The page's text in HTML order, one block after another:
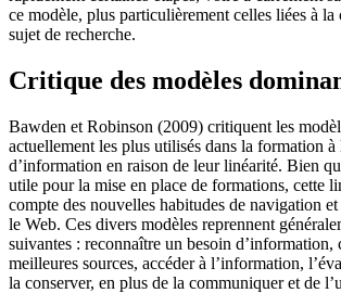
ce modèle, plus particulièrement celles liées à
sujet de recherche.
Critique des modèles
Bawden et Robinson (2009) critiquent les
actuellement les plus utilisés dans la formation à
d’information en raison de leur linéarité. Bien
utile pour la mise en place de formations, cette
compte des nouvelles habitudes de navigation
le Web. Ces divers modèles reprennent
suivantes : reconnaître un besoin d’information,
meilleures sources, accéder à l’information,
la conserver, en plus de la communiquer et de